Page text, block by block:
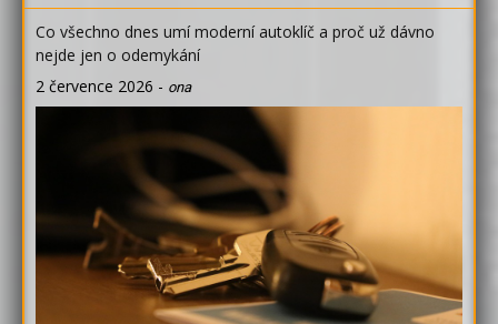
Co všechno dnes umí moderní autoklíč a proč už dávno
nejde jen o odemykání
2 července 2026 - ona